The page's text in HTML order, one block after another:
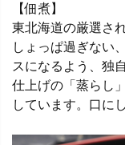
【佃煮】
東北海道の厳選さ
しょっぱ過ぎない
スになるよう、独
仕上げの「蒸らし
しています。口に